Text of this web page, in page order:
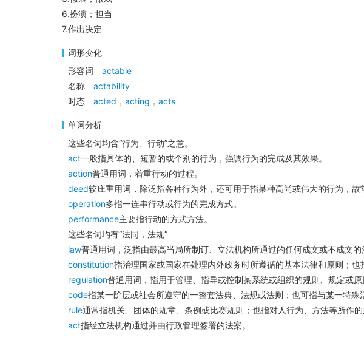
6.扮演；担当
7.作出决定
词形变化
形容词
actable
名称
actability
时态
acted ， acting ， acts
单词分析
这些名词均含“行为、行动”之意。
act一般指具体的、短暂的或个别的行为，强调行为的完成及其效果。
action普通用词，着重行动的过程。
deed较庄重用词，除泛指各种行为外，还可用于指某种高尚或伟大的行为，故
operation多指一连串行动或行为的完成方式。
performance主要指行动的方式方法。
这些名词均有“法同，法规”
law普通用词，泛指由最高当局所制订、立法机构所通过的任何成文或不成文的
constitution指治理国家或国家在处理内外政务时所遵循的基本法律和原则；也
regulation普通用词，指用于管理、指导或控制某系统或组织的规则、规定或原
code指某一阶层或社会所遵守的一整套法典、法规或法则；也可指与某一特殊
rule通常指机关、团体的规章、条例或比赛规则；也指对人行为、方法等所作的
act指经立法机构通过并由行政管理签署的法案。